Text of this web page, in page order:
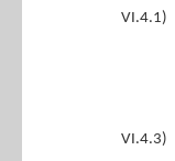
VI.4.1)
VI.4.3)